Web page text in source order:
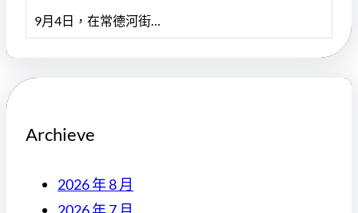
9月4日，在常德河街…
Archieve
2026 年 8 月